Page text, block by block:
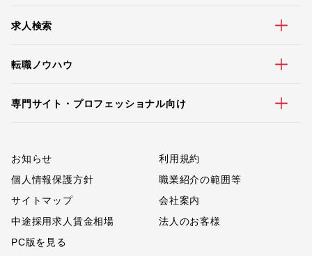
求人検索
転職ノウハウ
専門サイト・プロフェッショナル向け
お知らせ
利用規約
個人情報保護方針
職業紹介の範囲等
サイトマップ
会社案内
中途採用求人賃金相場
法人のお客様
PC版を見る